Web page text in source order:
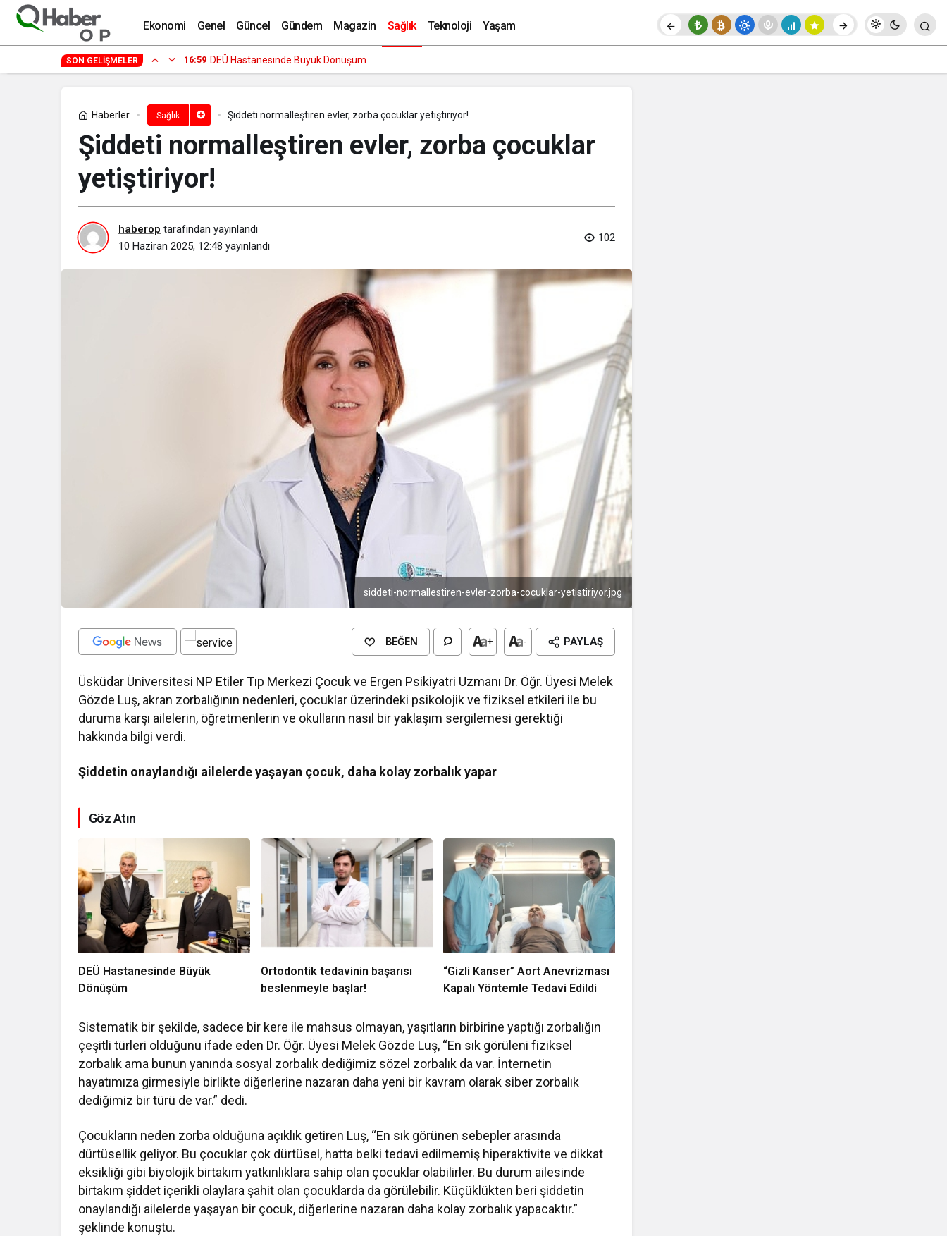
Ekonomi Genel Güncel Gündem Magazin Sağlık Teknoloji Yaşam
SON GELIŞMELER 14:29 Fenomen İsimler ve Tivorlu İsmail Aynı Filmde Buluştu! ‘Kozalak Devri’ 7 Ağustos’ta Vizyonda
Haberler Sağlık Şiddeti normalleştiren evler, zorba çocuklar yetiştiriyor!
Şiddeti normalleştiren evler, zorba çocuklar
yetiştiriyor!
haberop tarafından yayınlandı
10 Haziran 2025, 12:48 yayınlandı
102
siddeti-normallestiren-evler-zorba-cocuklar-yetistiriyor.jpg
BEĞEN + - PAYLAŞ
Üsküdar Üniversitesi NP Etiler Tıp Merkezi Çocuk ve Ergen Psikiyatri Uzmanı Dr. Öğr. Üyesi Melek
Gözde Luş, akran zorbalığının nedenleri, çocuklar üzerindeki psikolojik ve fiziksel etkileri ile bu
duruma karşı ailelerin, öğretmenlerin ve okulların nasıl bir yaklaşım sergilemesi gerektiği
hakkında bilgi verdi.
Şiddetin onaylandığı ailelerde yaşayan çocuk, daha kolay zorbalık yapar
Göz Atın
DEÜ Hastanesinde Büyük
Dönüşüm
Ortodontik tedavinin başarısı
beslenmeyle başlar!
“Gizli Kanser” Aort Anevrizması
Kapalı Yöntemle Tedavi Edildi
Sistematik bir şekilde, sadece bir kere ile mahsus olmayan, yaşıtların birbirine yaptığı zorbalığın
çeşitli türleri olduğunu ifade eden Dr. Öğr. Üyesi Melek Gözde Luş, “En sık görüleni fiziksel
zorbalık ama bunun yanında sosyal zorbalık dediğimiz sözel zorbalık da var. İnternetin
hayatımıza girmesiyle birlikte diğerlerine nazaran daha yeni bir kavram olarak siber zorbalık
dediğimiz bir türü de var.” dedi.
Çocukların neden zorba olduğuna açıklık getiren Luş, “En sık görünen sebepler arasında
dürtüsellik geliyor. Bu çocuklar çok dürtüsel, hatta belki tedavi edilmemiş hiperaktivite ve dikkat
eksikliği gibi biyolojik birtakım yatkınlıklara sahip olan çocuklar olabilirler. Bu durum ailesinde
birtakım şiddet içerikli olaylara şahit olan çocuklarda da görülebilir. Küçüklükten beri şiddetin
onaylandığı ailelerde yaşayan bir çocuk, diğerlerine nazaran daha kolay zorbalık yapacaktır.”
şeklinde konuştu.
Her 6 Çiftten 1’i Kısırlık Problemi Yaşıyor! Yorum Yap Paylaş